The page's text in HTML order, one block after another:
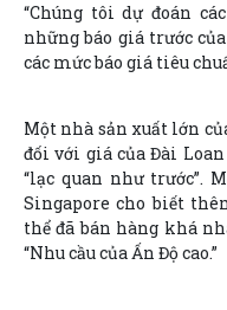
“Chúng tôi dự đoán
những báo giá trước
các mức báo giá tiêu
Một nhà sản xuất lớn
đối với giá của Đài
“lạc quan như trước”.
Singapore cho biết
thể đã bán hàng khá
“Nhu cầu của Ấn Độ cao.”